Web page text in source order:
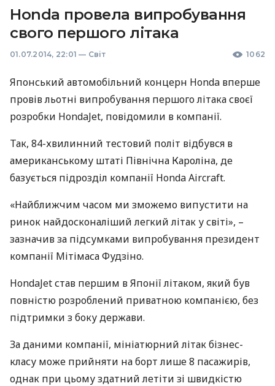
Honda провела випробування
свого першого літака
01.07.2014, 22:01 — Світ 1062
Японський автомобільний концерн Honda вперше
провів льотні випробування першого літака своєї
розробки HondaJet, повідомили в компанії.
Так, 84-хвилинний тестовий політ відбувся в
американському штаті Північна Кароліна, де
базується підрозділ компанії Honda Aircraft.
«Найближчим часом ми зможемо випустити на
ринок найдосконаліший легкий літак у світі», –
зазначив за підсумками випробування президент
компанії Мітімаса Фудзіно.
HondaJet став першим в Японії літаком, який був
повністю розроблений приватною компанією, без
підтримки з боку держави.
За даними компанії, мініатюрний літак бізнес-
класу може прийняти на борт лише 8 пасажирів,
однак при цьому здатний летіти зі швидкістю